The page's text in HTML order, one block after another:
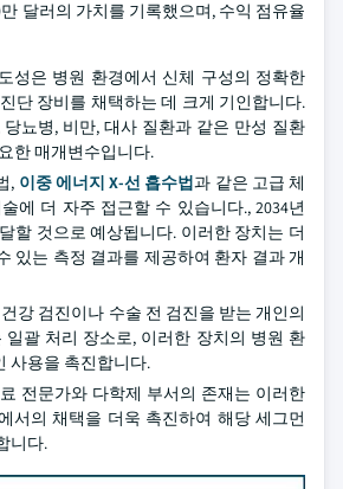
만 달러의 가치를 기록했으며, 수익 점유율
성은 병원 환경에서 신체 구성의 정확한
단 장비를 채택하는 데 크게 기인합니다.
뇨병, 비만, 대사 질환과 같은 만성 질환
한 매개변수입니다.
, 이중 에너지 X-선 흡수법과 같은 고급 체
에 더 자주 접근할 수 있습니다., 2034년
할 것으로 예상됩니다. 이러한 장치는 더
있는 측정 결과를 제공하여 환자 결과 개
강 검진이나 수술 전 검진을 받는 개인의
일괄 처리 장소로, 이러한 장치의 병원 환
사용을 촉진합니다.
전문가와 다학제 부서의 존재는 이러한
서의 채택을 더욱 촉진하여 해당 세그먼
니다.